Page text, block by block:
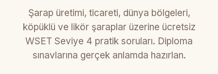
Şarap üretimi, ticareti, dünya bölgeleri,
köpüklü ve likör şaraplar üzerine ücretsiz
WSET Seviye 4 pratik soruları. Diploma
sınavlarına gerçek anlamda hazırlan.